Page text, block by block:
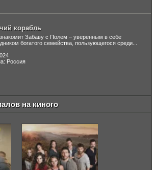
корабль
Забаву с Полем – уверенным в себе
богатого семейства, пользующегося среди...
Россия
на киного